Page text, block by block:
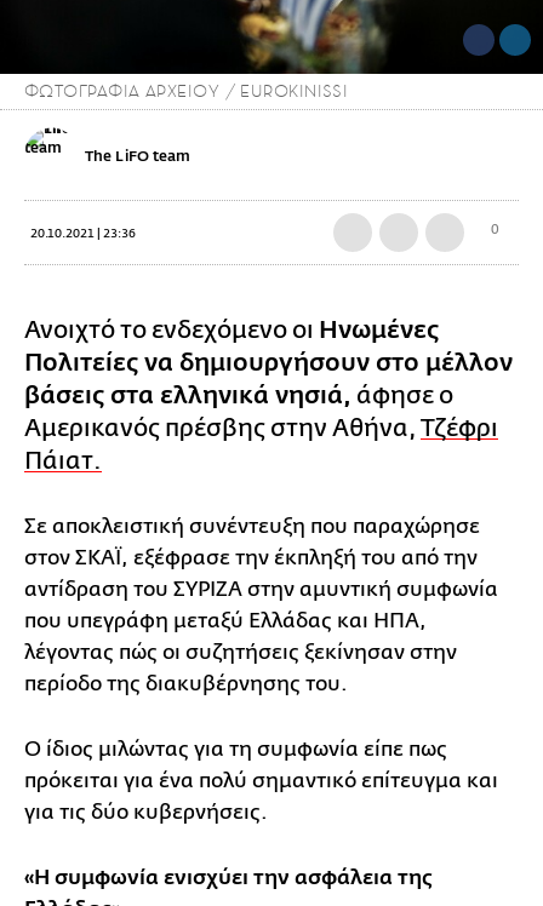
ΦΩΤΟΓΡΑΦΙΑ ΑΡΧΕΙΟΥ / EUROKINISSI
The LiFO team
20.10.2021 | 23:36 0
Ανοιχτό το ενδεχόμενο οι Ηνωμένες
Πολιτείες να δημιουργήσουν στο μέλλον
βάσεις στα ελληνικά νησιά, άφησε ο
Αμερικανός πρέσβης στην Αθήνα, Τζέφρι
Πάιατ.
Σε αποκλειστική συνέντευξη που παραχώρησε
στον ΣΚΑΪ, εξέφρασε την έκπληξή του από την
αντίδραση του ΣΥΡΙΖΑ στην αμυντική συμφωνία
που υπεγράφη μεταξύ Ελλάδας και ΗΠΑ,
λέγοντας πώς οι συζητήσεις ξεκίνησαν στην
περίοδο της διακυβέρνησης του.
Ο ίδιος μιλώντας για τη συμφωνία είπε πως
πρόκειται για ένα πολύ σημαντικό επίτευγμα και
για τις δύο κυβερνήσεις.
«Η συμφωνία ενισχύει την ασφάλεια της